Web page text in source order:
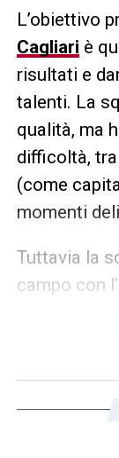
L’obiettivo
Cagliari è
risultati e
talenti. La
qualità, ma
difficoltà,
(come
momenti
Tuttavia la
campo con
dimostrare
livelli. I
nuovi